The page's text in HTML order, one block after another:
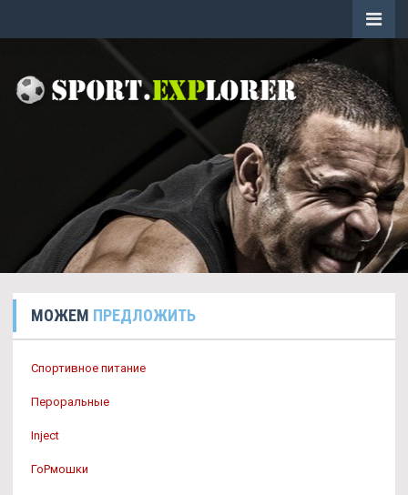
МОЖЕМ ПРЕДЛОЖИТЬ
Спортивное питание
Пероральные
Inject
ГоРмошки